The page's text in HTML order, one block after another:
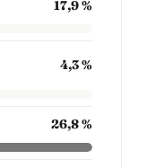
17,9 %
4,3 %
26,8 %